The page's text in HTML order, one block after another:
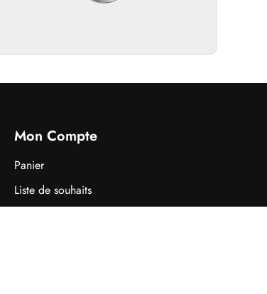
Mon Compte
Panier
Liste de souhaits